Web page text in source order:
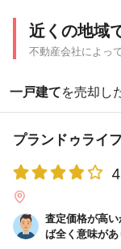
近くの地域
不動産会社によっ
一戸建てを売却し
プランドゥライ
査定価格が高
ば全く意味があ